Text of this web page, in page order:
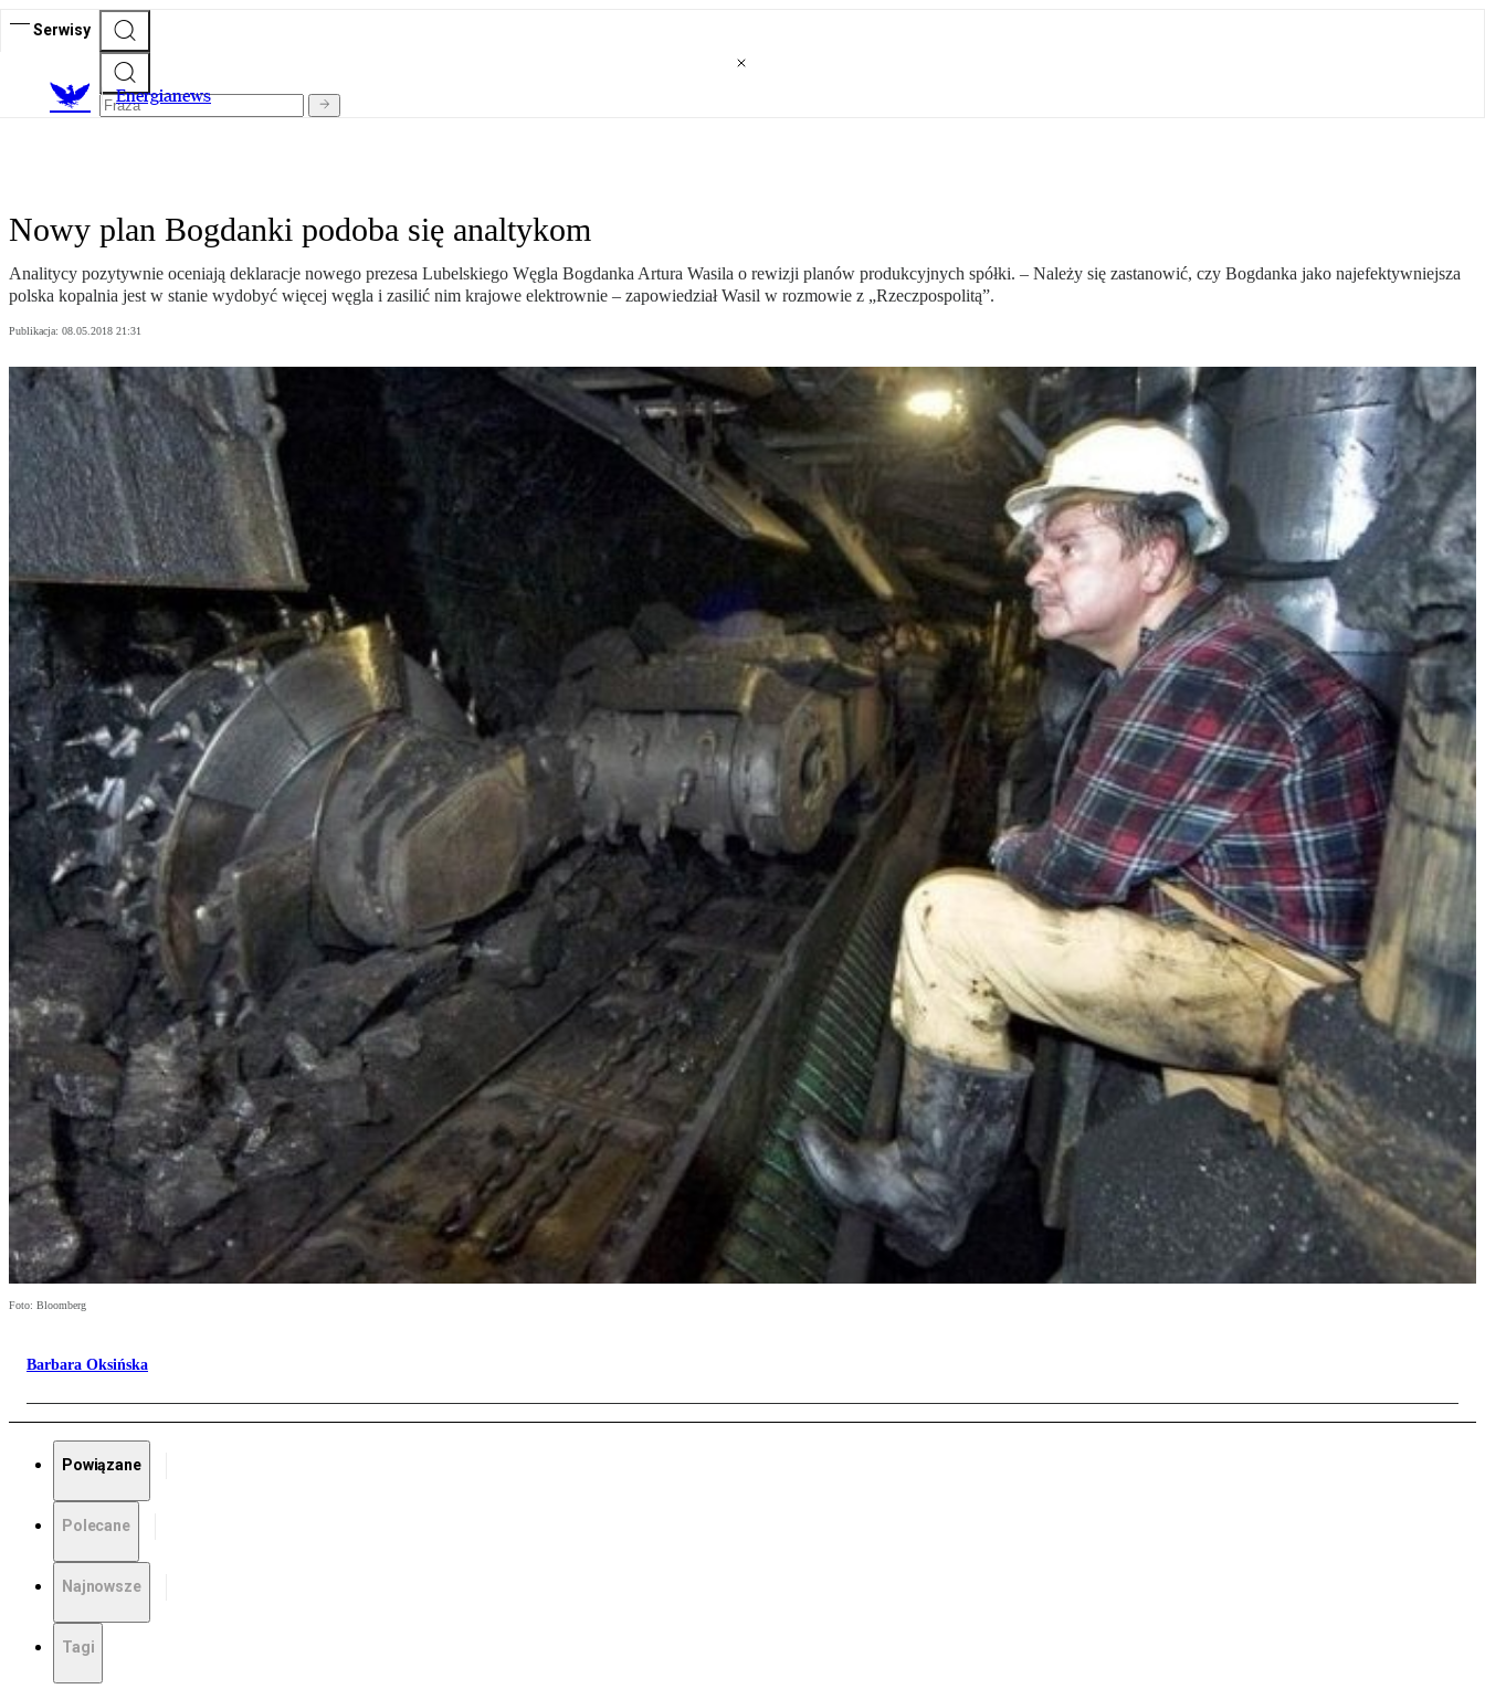
Serwisy
Energianews
Nowy plan Bogdanki podoba się analtykom
Analitycy pozytywnie oceniają deklaracje nowego prezesa Lubelskiego Węgla Bogdanka Artura Wasila o rewizji planów produkcyjnych spółki. – Należy się zastanowić, czy Bogdanka jako najefektywniejsza
polska kopalnia jest w stanie wydobyć więcej węgla i zasilić nim krajowe elektrownie – zapowiedział Wasil w rozmowie z „Rzeczpospolitą”.
Publikacja: 08.05.2018 21:31
Foto: Bloomberg
Barbara Oksińska
Powiązane
Polecane
Najnowsze
Tagi